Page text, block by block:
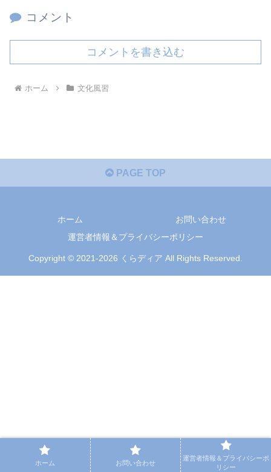
コメント
コメントを書き込む
ホーム 文化風習
PAGE TOP
ホーム
お問い合わせ
運営者情報＆プライバシーポリシー
Copyright © 2021-2026 くらディア All Rights Reserved.
ホーム お問い合わせ
運営者情報＆プライバシーポ
リシー